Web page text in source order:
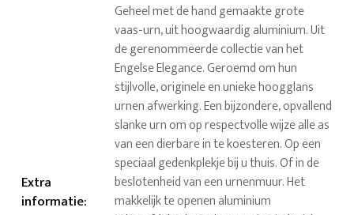
Extra
informatie:
Geheel met de hand gemaakte grote
vaas-urn, uit hoogwaardig aluminium. Uit
de gerenommeerde collectie van het
Engelse Elegance. Geroemd om hun
stijlvolle, originele en unieke hoogglans
urnen afwerking. Een bijzondere, opvallend
slanke urn om op respectvolle wijze alle as
van een dierbare in te koesteren. Op een
speciaal gedenkplekje bij u thuis. Of in de
beslotenheid van een urnenmuur. Het
makkelijk te openen aluminium